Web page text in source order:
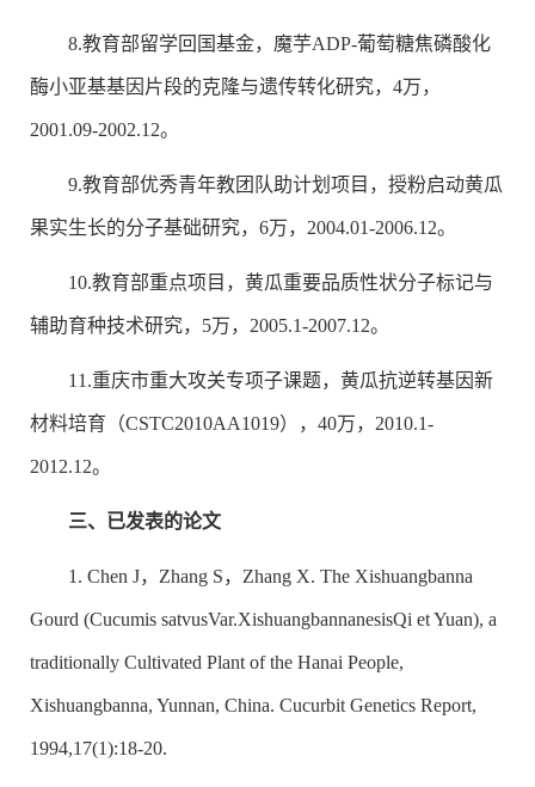
8.教育部留学回国基金，魔芋ADP-葡萄糖焦磷酸化
酶小亚基基因片段的克隆与遗传转化研究，4万，
2001.09-2002.12。
9.教育部优秀青年教团队助计划项目，授粉启动黄瓜
果实生长的分子基础研究，6万，2004.01-2006.12。
10.教育部重点项目，黄瓜重要品质性状分子标记与
辅助育种技术研究，5万，2005.1-2007.12。
11.重庆市重大攻关专项子课题，黄瓜抗逆转基因新
材料培育（CSTC2010AA1019），40万，2010.1-
2012.12。
三、已发表的论文
1. Chen J，Zhang S，Zhang X. The Xishuangbanna
Gourd (Cucumis satvusVar.XishuangbannanesisQi et Yuan), a
traditionally Cultivated Plant of the Hanai People,
Xishuangbanna, Yunnan, China. Cucurbit Genetics Report,
1994,17(1):18-20.